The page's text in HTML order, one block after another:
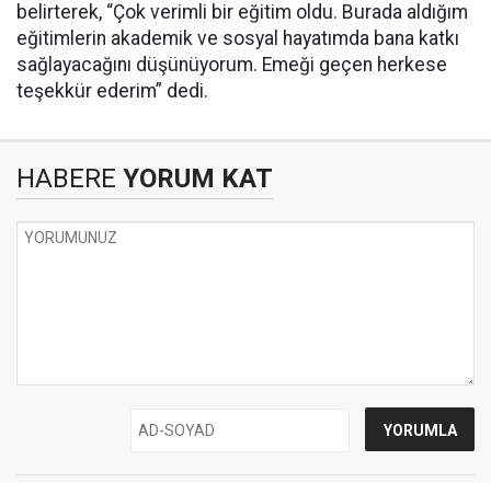
belirterek, “Çok verimli bir eğitim oldu. Burada aldığım
eğitimlerin akademik ve sosyal hayatımda bana katkı
sağlayacağını düşünüyorum. Emeği geçen herkese
teşekkür ederim” dedi.
HABERE YORUM KAT